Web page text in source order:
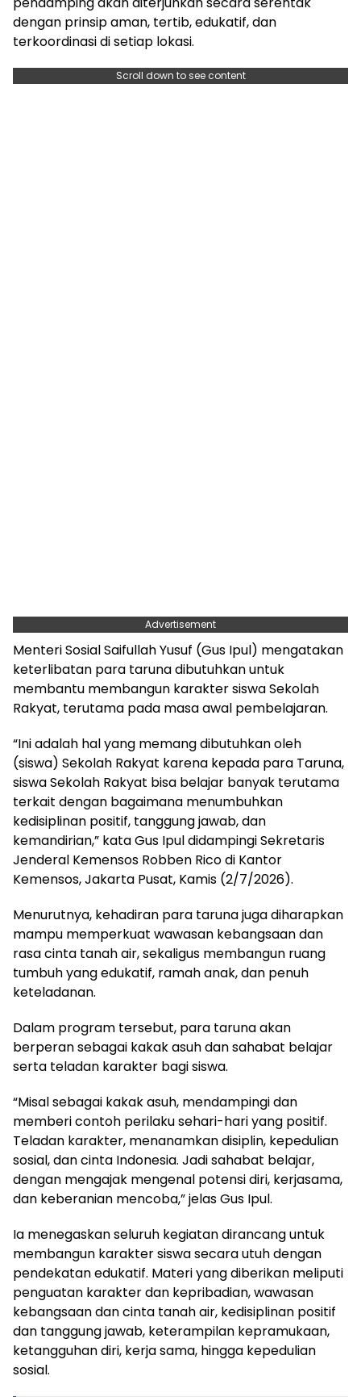
dengan prinsip aman, tertib, edukatif, dan
terkoordinasi di setiap lokasi.
Scroll down to see content
Advertisement
Menteri Sosial Saifullah Yusuf (Gus Ipul) mengatakan
keterlibatan para taruna dibutuhkan untuk
membantu membangun karakter siswa Sekolah
Rakyat, terutama pada masa awal pembelajaran.
“Ini adalah hal yang memang dibutuhkan oleh
(siswa) Sekolah Rakyat karena kepada para Taruna,
siswa Sekolah Rakyat bisa belajar banyak terutama
terkait dengan bagaimana menumbuhkan
kedisiplinan positif, tanggung jawab, dan
kemandirian,” kata Gus Ipul didampingi Sekretaris
Jenderal Kemensos Robben Rico di Kantor
Kemensos, Jakarta Pusat, Kamis (2/7/2026).
Menurutnya, kehadiran para taruna juga diharapkan
mampu memperkuat wawasan kebangsaan dan
rasa cinta tanah air, sekaligus membangun ruang
tumbuh yang edukatif, ramah anak, dan penuh
keteladanan.
Dalam program tersebut, para taruna akan
berperan sebagai kakak asuh dan sahabat belajar
serta teladan karakter bagi siswa.
“Misal sebagai kakak asuh, mendampingi dan
memberi contoh perilaku sehari-hari yang positif.
Teladan karakter, menanamkan disiplin, kepedulian
sosial, dan cinta Indonesia. Jadi sahabat belajar,
dengan mengajak mengenal potensi diri, kerjasama,
dan keberanian mencoba,” jelas Gus Ipul.
Ia menegaskan seluruh kegiatan dirancang untuk
membangun karakter siswa secara utuh dengan
pendekatan edukatif. Materi yang diberikan meliputi
penguatan karakter dan kepribadian, wawasan
kebangsaan dan cinta tanah air, kedisiplinan positif
dan tanggung jawab, keterampilan kepramukaan,
ketangguhan diri, kerja sama, hingga kepedulian
sosial.